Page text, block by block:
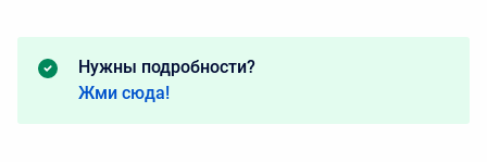
Нужны подробности?
Жми сюда!